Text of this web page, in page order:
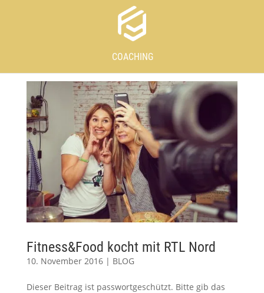
COACHING
Fitness&Food kocht mit RTL Nord
10. November 2016| BLOG
Dieser Beitrag ist passwortgeschützt. Bitte gib das